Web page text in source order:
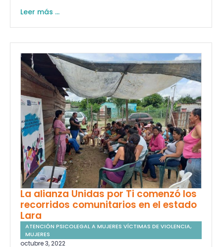
Leer más ...
La alianza Unidas por Ti comenzó los
recorridos comunitarios en el estado
Lara
ATENCIÓN PSICOLEGAL A MUJERES VÍCTIMAS DE VIOLENCIA,
MUJERES
octubre 3, 2022